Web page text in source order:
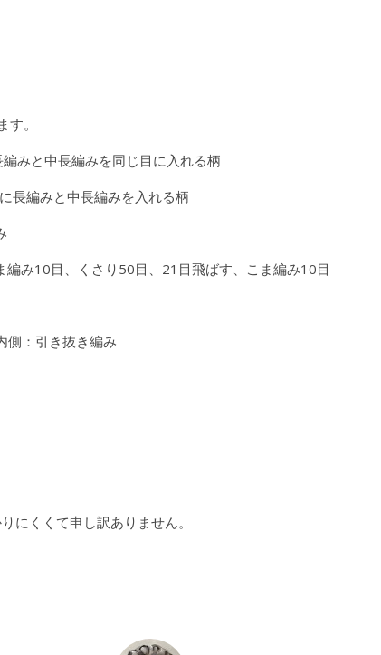
す。
みと中長編みを同じ目に入れる柄
長編みと中長編みを入れる柄
み10目、くさり50目、21目飛ばす、こま編み10目
側：引き抜き編み
にくくて申し訳ありません。